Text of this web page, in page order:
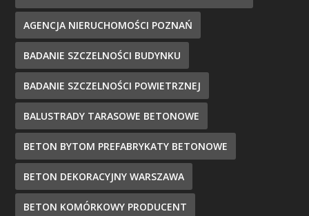
AGENCJA NIERUCHOMOŚCI POZNAŃ
BADANIE SZCZELNOŚCI BUDYNKU
BADANIE SZCZELNOŚCI POWIETRZNEJ
BALUSTRADY TARASOWE BETONOWE
BETON BYTOM PREFABRYKATY BETONOWE
BETON DEKORACYJNY WARSZAWA
BETON KOMÓRKOWY PRODUCENT